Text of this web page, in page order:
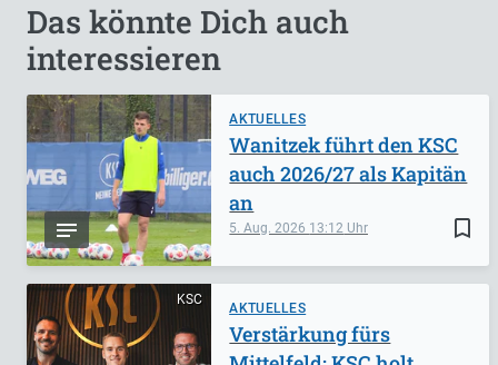
Das könnte Dich auch
interessieren
AKTUELLES
bookmark_border
5. Aug. 2026 13:12
Wanitzek führt den KSC
auch 2026/27 als Kapitän
an
KSC
AKTUELLES
Verstärkung fürs